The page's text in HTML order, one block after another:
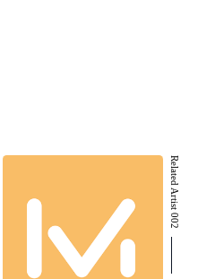
Related Artist 002